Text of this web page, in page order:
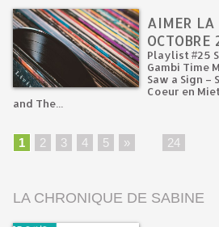
AIMER LA
OCTOBRE
Playlist #25
Gambi Time
Saw a Sign –
Coeur en
and The...
1 2 3 4 5 » 24
LA CHRONIQUE DE SABINE